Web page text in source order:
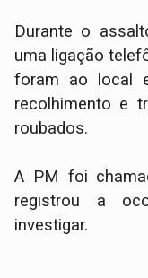
Durante o
uma ligação
foram ao local
recolhimento e
roubados.
A PM foi
registrou a
investigar.